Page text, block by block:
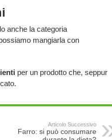
anche la categoria
mangiarla con
per un prodotto che, seppur
Articolo Successivo
Farro: si può consumare